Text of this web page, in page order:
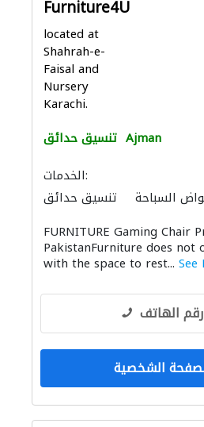
Furniture4U
located at
Shahrah-e-
Faisal and
Nursery
Karachi.
تنسيق حدائق Ajman
الخدمات:
تنسيق حدائق
السباحة
FURNITURE Gaming Chair
PakistanFurniture does not
with the space to rest...
الهاتف
الشخصية